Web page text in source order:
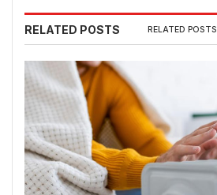
RELATED POSTS RELATED POSTS